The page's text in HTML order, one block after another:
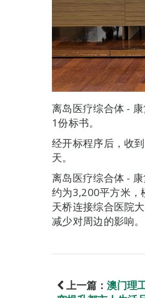
离岛医疗综合体 -
1份标书。
经开标程序后，收
天。
离岛医疗综合体 -
约为3,200平方米，
天桥连接综合医院
减少对周边的影响。
上一篇： 澳门理